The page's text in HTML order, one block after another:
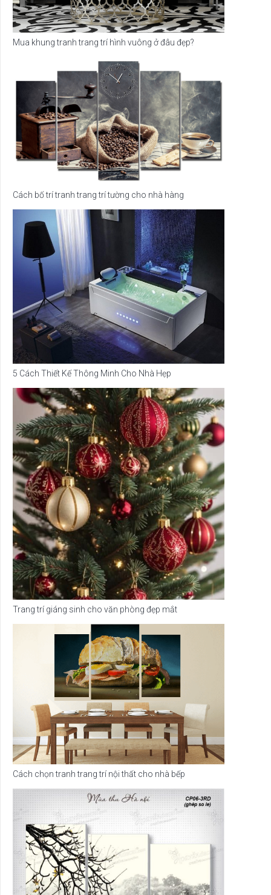
Mua khung tranh trang trí hình vuông ở đâu đẹp?
Cách bố trí tranh trang trí tường cho nhà hàng
5 Cách Thiết Kế Thông Minh Cho Nhà Hẹp
Trang trí giáng sinh cho văn phòng đẹp mắt
Cách chọn tranh trang trí nội thất cho nhà bếp